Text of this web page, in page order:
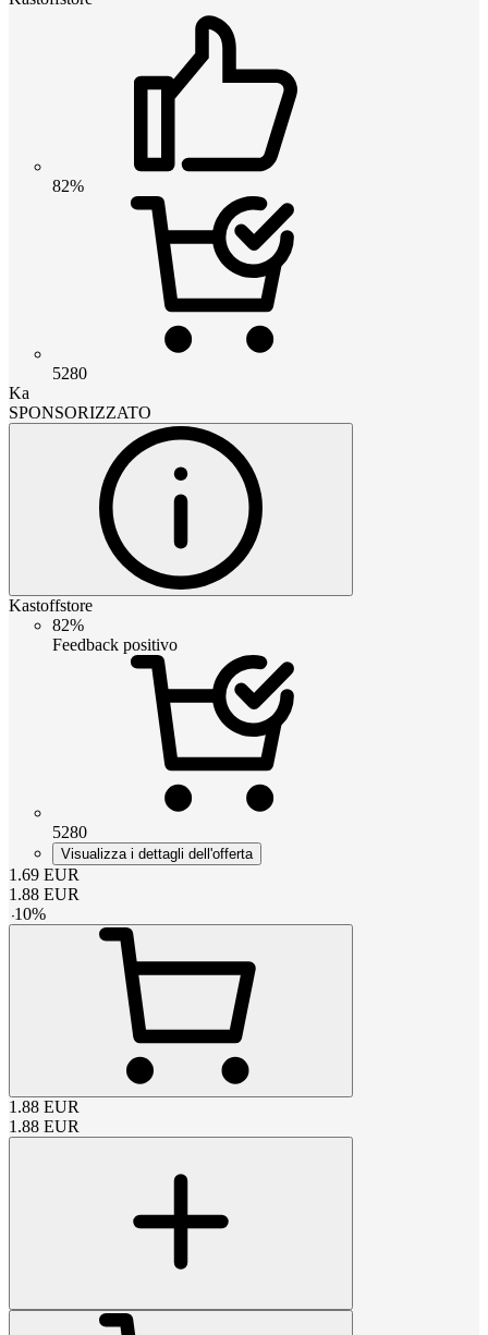
82%
5280
Ka
SPONSORIZZATO
Kastoffstore
82%
Feedback positivo
5280
Visualizza i dettagli dell'offerta
1.69 EUR
1.88 EUR
-10%
1.88 EUR
1.88 EUR